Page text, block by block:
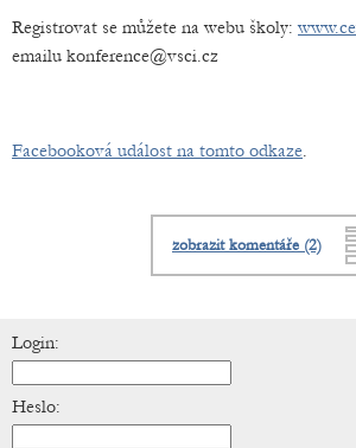
Registrovat se můžete na webu školy:
emailu konference@vsci.cz
Facebooková událost na tomto odkaze.
zobrazit komentáře (2)
Login:
Heslo: